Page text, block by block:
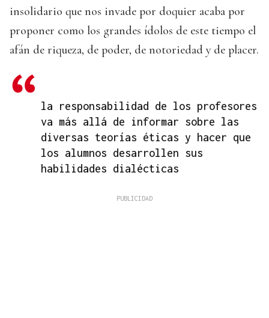
insolidario que nos invade por doquier acaba por
proponer como los grandes ídolos de este tiempo el
afán de riqueza, de poder, de notoriedad y de placer.
la responsabilidad de los profesores
va más allá de informar sobre las
diversas teorías éticas y hacer que
los alumnos desarrollen sus
habilidades dialécticas